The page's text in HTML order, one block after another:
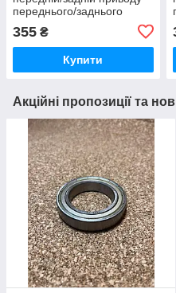
переднього/заднього
мосту Great Wall Haval H3
Грейт Вол Хавал Х3
355 ₴
Купити
Акційні пропозиції та